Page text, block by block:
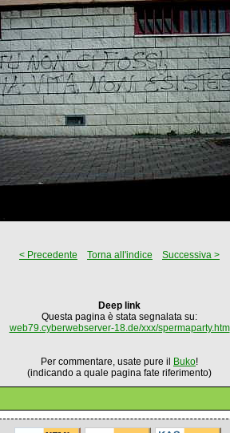
< Precedente Torna all'indice Successiva >
Deep link
Questa pagina è stata segnalata su:
web79.cyberwebserver-18.de/xxx/spermaparty.htm
Per commentare, usate pure il Buko!
(indicando a quale pagina fate riferimento)